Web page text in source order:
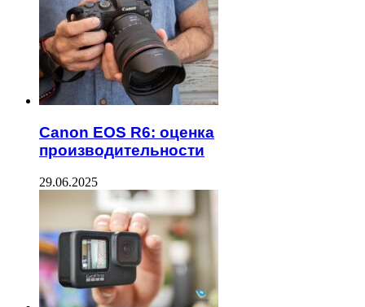
Canon EOS R6: оценка
производительности
29.06.2025